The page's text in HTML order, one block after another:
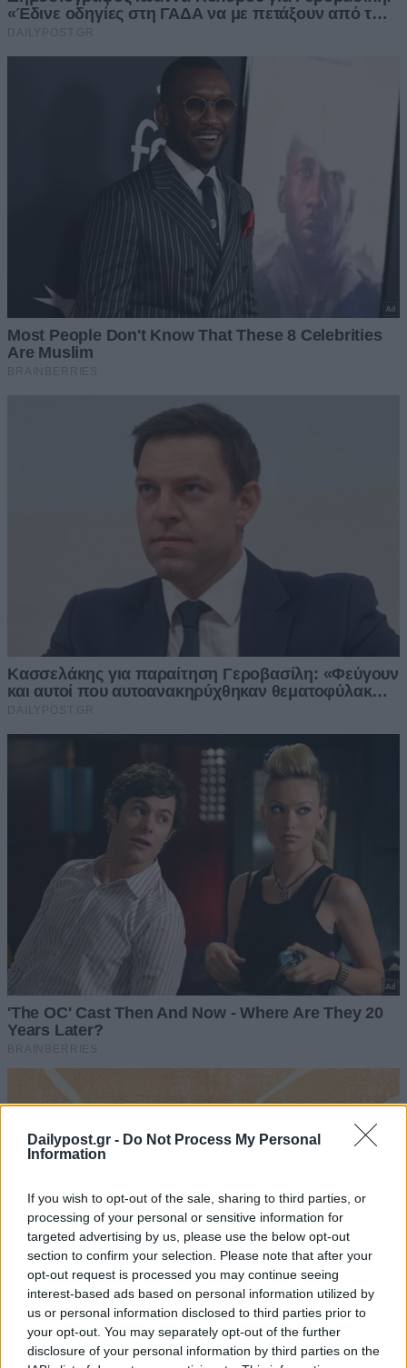
Dailypost.gr - Do Not Process My Personal
Information
If you wish to opt-out of the sale, sharing to third parties, or
processing of your personal or sensitive information for
targeted advertising by us, please use the below opt-out
section to confirm your selection. Please note that after your
opt-out request is processed you may continue seeing
interest-based ads based on personal information utilized by
us or personal information disclosed to third parties prior to
your opt-out. You may separately opt-out of the further
disclosure of your personal information by third parties on the